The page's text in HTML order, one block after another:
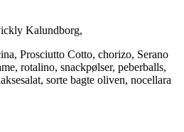
Kalundborg,
Prosciutto Cotto, chorizo, Serano
rotalino, snackpølser, peberballs,
sorte bagte oliven, nocellara